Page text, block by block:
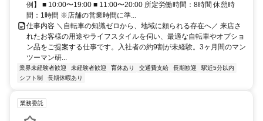
例】 ■ 10:00〜19:00 ■ 11:00〜20:00 所定労働時間：8時間 休憩時
間：1時間 ※店舗の営業時間に準...
仕事内容 ＼自転車の知識ゼロから、地域に頼られる存在へ／ 来店さ
れたお客様の用途やライフスタイルを伺い、最適な自転車やオプショ
ン品をご提案する仕事です。入社者の約9割が未経験。3ヶ月間のマン
ツーマン研...
業界未経験者歓迎 未経験者歓迎 育休あり 交通費支給 長期歓迎
駅近5分以内
シフト制
長期休暇あり
業務委託